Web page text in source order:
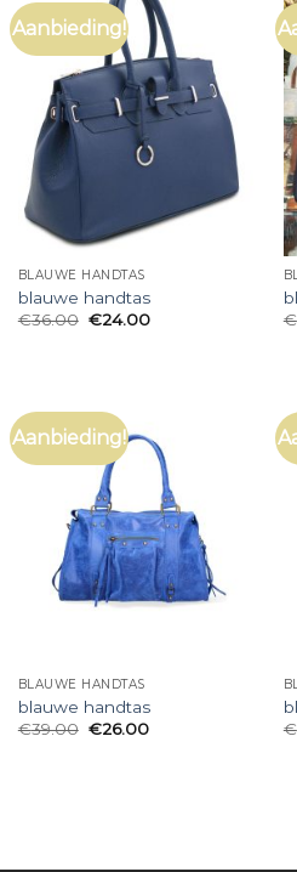
Aanbieding!
BLAUWE HANDTAS
blauwe handtas
€36.00 €24.00
€
Aanbieding!
BLAUWE HANDTAS
blauwe handtas
€39.00 €26.00
€